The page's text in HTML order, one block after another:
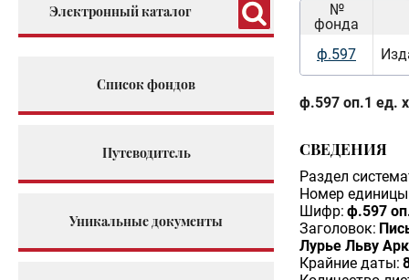
Электронный каталог
Список фондов
Путеводитель
Уникальные документы
№
фонда
ф.597
ф.597 оп.1 ед.
СВЕДЕНИЯ
Раздел
Номер единицы
Шифр: ф.597
Заголовок:
Лурье Льву
Крайние даты: